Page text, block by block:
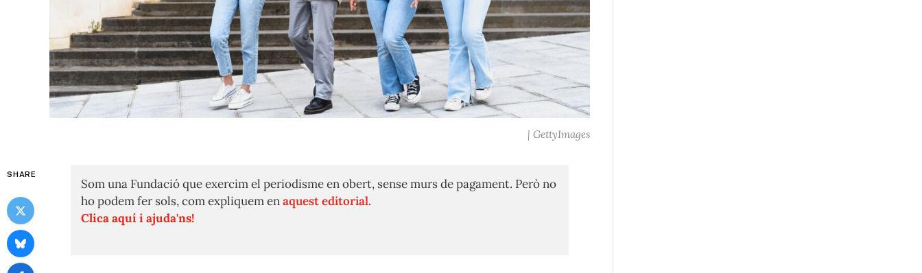
| GettyImages
SHARE
Som una Fundació que exercim el periodisme en obert, sense murs de pagament. Però no
ho podem fer sols, com expliquem enaquest editorial.
Clica aquí i ajuda'ns!